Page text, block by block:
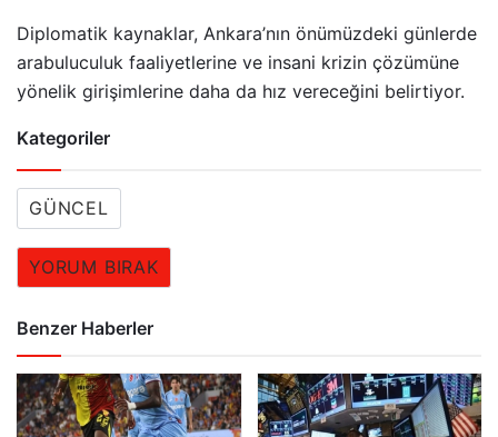
Diplomatik kaynaklar, Ankara’nın önümüzdeki günlerde
arabuluculuk faaliyetlerine ve insani krizin çözümüne
yönelik girişimlerine daha da hız vereceğini belirtiyor.
Kategoriler
GÜNCEL
YORUM BIRAK
Benzer Haberler